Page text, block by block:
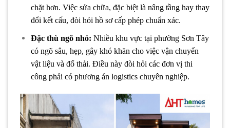
chặt hơn. Việc sửa chữa, đặc biệt là nâng tầng hay thay
đổi kết cấu, đòi hỏi hồ sơ cấp phép chuẩn xác.
Đặc thù ngõ nhỏ: Nhiều khu vực tại phường Sơn Tây
có ngõ sâu, hẹp, gây khó khăn cho việc vận chuyển
vật liệu và đổ thải. Điều này đòi hỏi các đơn vị thi
công phải có phương án logistics chuyên nghiệp.